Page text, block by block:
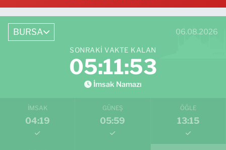
BURSA 06.08.2026
SONRAKI VAKTE KALAN
05:11:52
İmsak Namazı
İMSAK
04:19
GÜNEŞ
05:59
ÖĞLE
13:15